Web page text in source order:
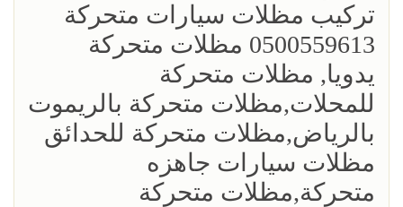
تركيب مظلات سيارات متحركة
0500559613 مظلات متحركة
يدويا, مظلات متحركة
للمحلات,مظلات متحركة بالريموت
بالرياض,مظلات متحركة للحدائق
مظلات سيارات جاهزه
متحركة,مظلات متحركة